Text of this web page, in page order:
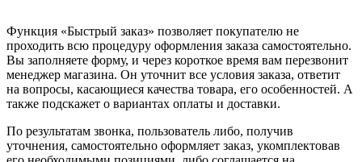
Функция «Быстрый заказ» позволяет покупателю не
проходить всю процедуру оформления заказа самостоятельно.
Вы заполняете форму, и через короткое время вам перезвонит
менеджер магазина. Он уточнит все условия заказа, ответит
на вопросы, касающиеся качества товара, его особенностей. А
также подскажет о вариантах оплаты и доставки.
По результатам звонка, пользователь либо, получив
уточнения, самостоятельно оформляет заказ, укомплектовав